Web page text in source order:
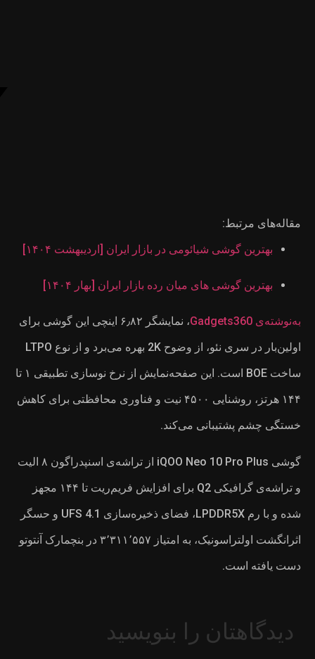
۱۴۰۴]
۱۴۰۴]
۶٫۸۲ اینچی این گوشی برای
اولین‌بار در سری نئو، از وضوح 2K بهره می‌برد و از نوع LTPO
ساخت BOE است. این صفحه‌نمایش از نرخ نوسازی تطبیقی ۱ تا
و فناوری محافظتی برای کاهش
گوشی iQOO Neo 10 Pro Plus از تراشه‌ی اسنپدراگون ۸ الیت
و تراشه‌ی گرافیکی Q2 برای افزایش فریم‌ریت تا ۱۴۴ مجهز
شده و با رم LPDDR5X، فضای ذخیره‌سازی UFS 4.1 و حسگر
اثرانگشت اولتراسونیک، به امتیاز ۳٬۳۱۱٬۵۵۷ در بنچمارک آنتوتو